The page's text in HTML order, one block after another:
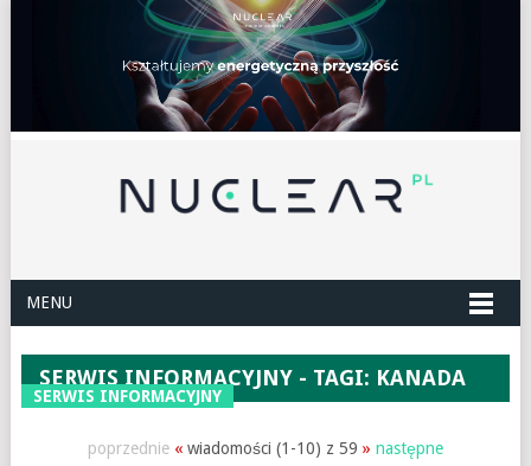
MENU
SERWIS INFORMACYJNY - TAGI: KANADA
poprzednie «wiadomości (1-10) z 59 » następne
SERWIS INFORMACYJNY